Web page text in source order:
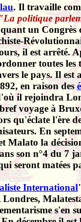
. Il travaille
politique
un Congrès
il est arrêté.
toutes
le pays. Il est
en raison des
il rejoindra
voyage à
qu'éclate l'ère
En
la
son n°4 du 7
seront matées
International
Londres,
s'en